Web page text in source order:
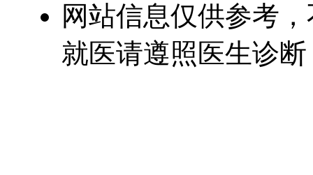
网站信息仅供参考
就医请遵照医生诊断